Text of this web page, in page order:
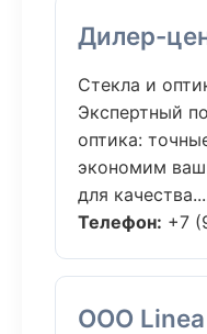
Дилер-
Стекла и
Экспертный
оптика:
экономим
для
Телефон: +7
ООО